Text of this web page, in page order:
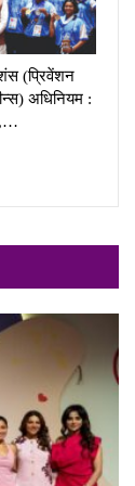
(प्रिवेंशन
अधिनियम :